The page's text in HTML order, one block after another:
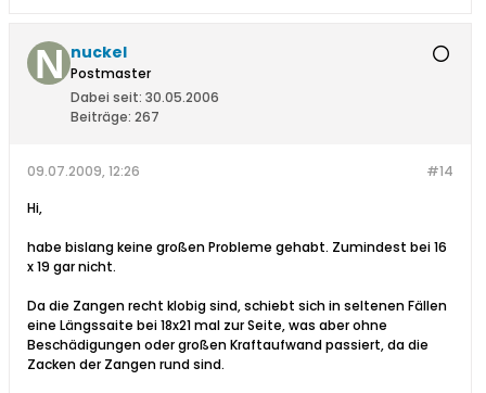
nuckel
Postmaster
Dabei seit: 30.05.2006
Beiträge: 267
#14
09.07.2009, 12:26
Hi,
habe bislang keine großen Probleme gehabt. Zumindest bei 16
x 19 gar nicht.
Da die Zangen recht klobig sind, schiebt sich in seltenen Fällen
eine Längssaite bei 18x21 mal zur Seite, was aber ohne
Beschädigungen oder großen Kraftaufwand passiert, da die
Zacken der Zangen rund sind.